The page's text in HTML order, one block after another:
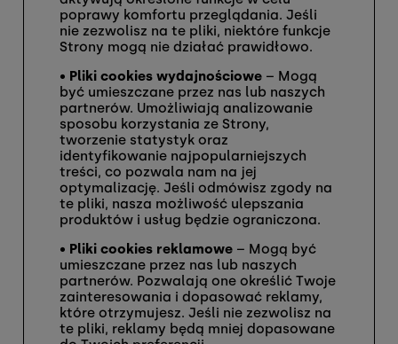
poprawy komfortu przeglądania. Jeśli
nie zezwolisz na te pliki, niektóre funkcje
Strony mogą nie działać prawidłowo.
• Pliki cookies wydajnościowe – Mogą
być umieszczane przez nas lub naszych
partnerów. Umożliwiają analizowanie
sposobu korzystania ze Strony,
tworzenie statystyk oraz
identyfikowanie najpopularniejszych
treści, co pozwala nam na jej
optymalizację. Jeśli odmówisz zgody na
te pliki, nasza możliwość ulepszania
produktów i usług będzie ograniczona.
• Pliki cookies reklamowe – Mogą być
umieszczane przez nas lub naszych
partnerów. Pozwalają one określić Twoje
zainteresowania i dopasować reklamy,
które otrzymujesz. Jeśli nie zezwolisz na
te pliki, reklamy będą mniej dopasowane